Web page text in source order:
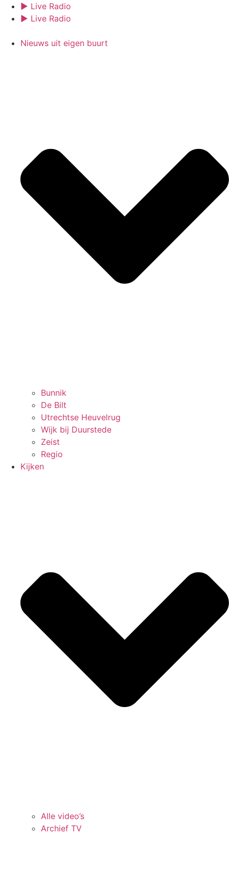
naar
inhoud
► Live Radio
► Live Radio
Nieuws uit eigen buurt
Bunnik
De Bilt
Utrechtse Heuvelrug
Wijk bij Duurstede
Zeist
Regio
Kijken
Alle video’s
Archief TV